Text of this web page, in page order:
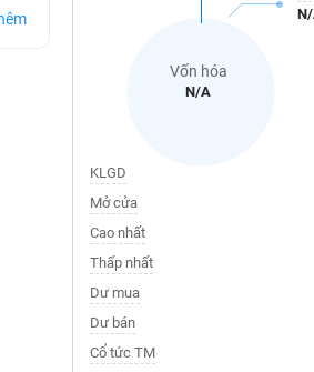
Vốn hóa
N/A
KLGD
Mở cửa
Cao nhất
Thấp nhất
Dư mua
Dư bán
Cổ tức TM